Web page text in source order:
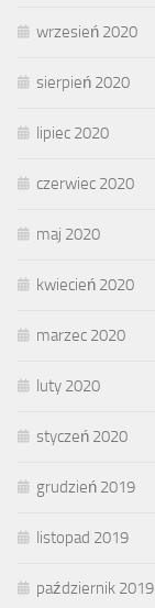
wrzesień 2020
sierpień 2020
lipiec 2020
czerwiec 2020
maj 2020
kwiecień 2020
marzec 2020
luty 2020
styczeń 2020
grudzień 2019
listopad 2019
październik 2019